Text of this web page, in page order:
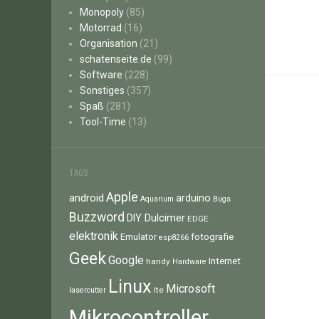
Monopoly (85)
Motorrad (16)
Organisation (21)
schatenseite.de (99)
Software (228)
Sonstiges (357)
Spaß (281)
Tool-Time (13)
TAGS
android Apple Aquarium arduino Bugs
Buzzword DIY Dulcimer EDGE
elektronik Emulator esp8266 fotografie
GeekGoogle handy Hardware Internet
lasercutter Linux lte Microsoft